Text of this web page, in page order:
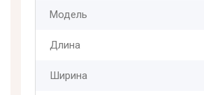
Модель
Длина
Ширина